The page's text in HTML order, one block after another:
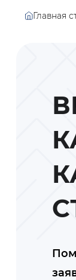
Главная